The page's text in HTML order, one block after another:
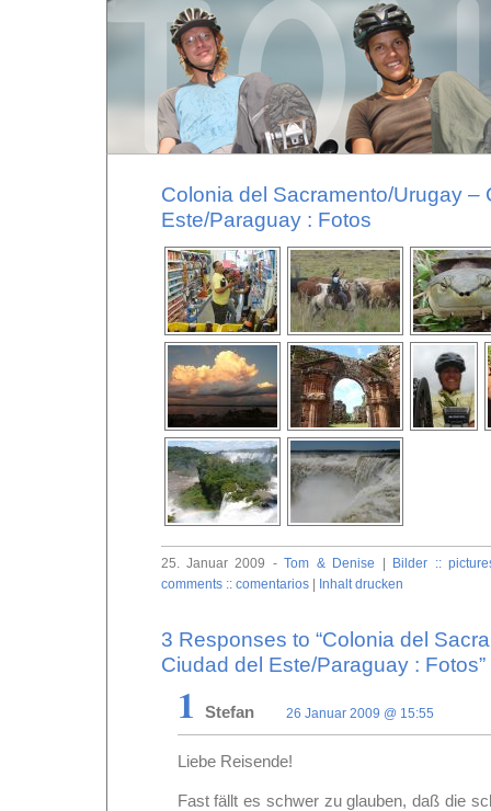
Colonia del Sacramento/Urugay –
Este/Paraguay : Fotos
25. Januar 2009 -Tom & Denise | Bilder ::
comments :: comentarios| Inhalt drucken
3 Responses to “Colonia del
Ciudad del Este/Paraguay : Fotos”
1 Stefan 26 Januar 2009 @ 15:55
Liebe Reisende!
Fast fällt es schwer zu glauben, daß die